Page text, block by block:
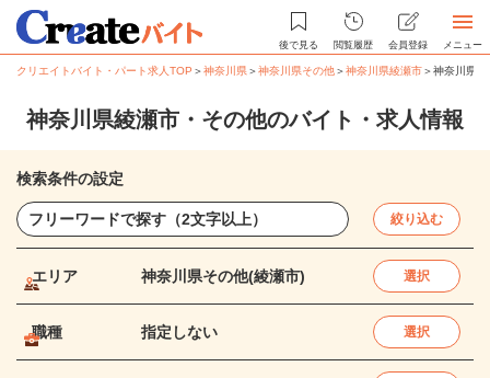
後で見る 閲覧履歴 会員登録 メニュー
クリエイトバイト・パート求人TOP ＞神奈川県＞神奈川県その他＞神奈川県綾瀬市＞神奈川県
神奈川県綾瀬市・その他のバイト・求人情報
検索条件の設定
絞り込む
エリア 神奈川県その他(綾瀬市) 選択
職種 指定しない 選択